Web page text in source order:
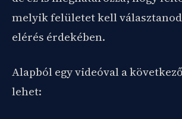
melyik felületet kell
elérés érdekében.
Alapból egy videóval a
lehet: